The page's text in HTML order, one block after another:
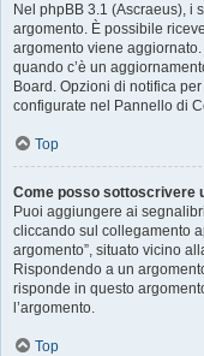
Nel phpBB 3.1 (Ascraeus), i
argomento. È possibile
argomento viene
quando c’è un
Board. Opzioni di notifica
configurate nel Pannello di
Top
Come posso sottoscrivere
Puoi aggiungere ai
cliccando sul collegamento
argomento”, situato vicino
Rispondendo a un
risponde in questo
l’argomento.
Top